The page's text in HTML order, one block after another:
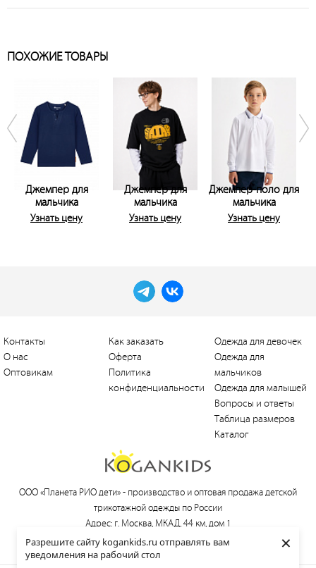
Разрешите сайту kogankids.ru отправлять вам
уведомления на рабочий стол
×
ПОХОЖИЕ ТОВАРЫ
Джемпер для
мальчика
Узнать цену
Джемпер для
мальчика
Узнать цену
Джемпер-поло для
мальчика
Узнать цену
Контакты
О нас
Оптовикам
Как заказать
Оферта
Политика
конфиденциальности
Одежда для девочек
Одежда для
мальчиков
Одежда для малышей
Вопросы и ответы
Таблица размеров
Каталог
ООО «Планета РИО дети» - производство и оптовая продажа детской
трикотажной одежды по России
Адрес: г. Москва, МКАД, 44 км, дом 1
Тел.:+7 (495) 660-21-30, e-mail:love@kogankids.ru